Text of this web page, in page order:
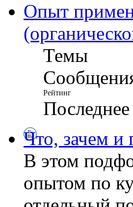
Опыт
Темы
Рейтинг
Что, зачем и
В этом
опытом по